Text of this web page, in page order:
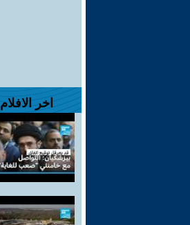
اخر الافلام